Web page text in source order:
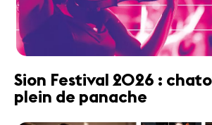
Sion Festival 2026 :
plein de panache